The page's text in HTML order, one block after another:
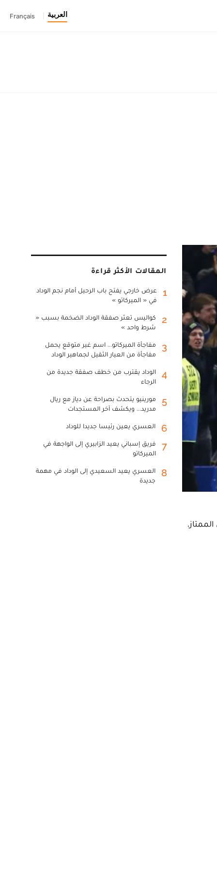
العربية Français
المقالات الأكثر قراءة
1
عرض خارجي يفتح باب الرحيل أمام نجم الوداد
في « الميركاتو »
2
كواليس تعثر صفقة الوداد الضخمة بسبب «
شرط واحد »
3
مفاجأة الميركاتو... اسم غير متوقع يحمل
مفاجأة من العيار الثقيل لجماهير الوداد
4
الوداد يقترب من خطف صفقة جديدة من
الرجاء
5
مورينيو يتحدث بصراحة عن دياز مع ريال
مدريد... ويكشف آخر المستجدات
6 العسري يعين رئيسا جديدا للوداد
7
فريق إسباني يعيد الزابيري إلى الواجهة في
الميركاتو
8
العسري يعيد السعيدي إلى الوداد في مهمة
جديدة